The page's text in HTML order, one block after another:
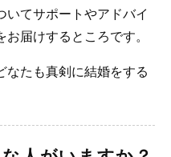
いてサポートやアドバイ
届けするところです。
なたも真剣に結婚をする